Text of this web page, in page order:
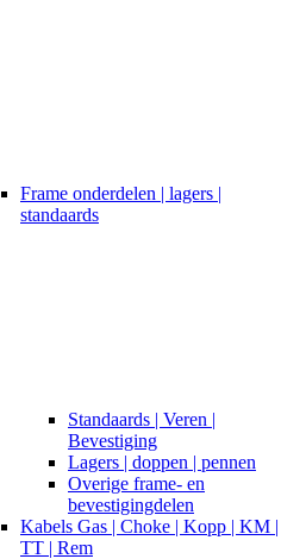
Frame onderdelen | lagers |
standaards
Standaards | Veren |
Bevestiging
Lagers | doppen | pennen
Overige frame- en
bevestigingdelen
Kabels Gas | Choke | Kopp | KM |
TT | Rem